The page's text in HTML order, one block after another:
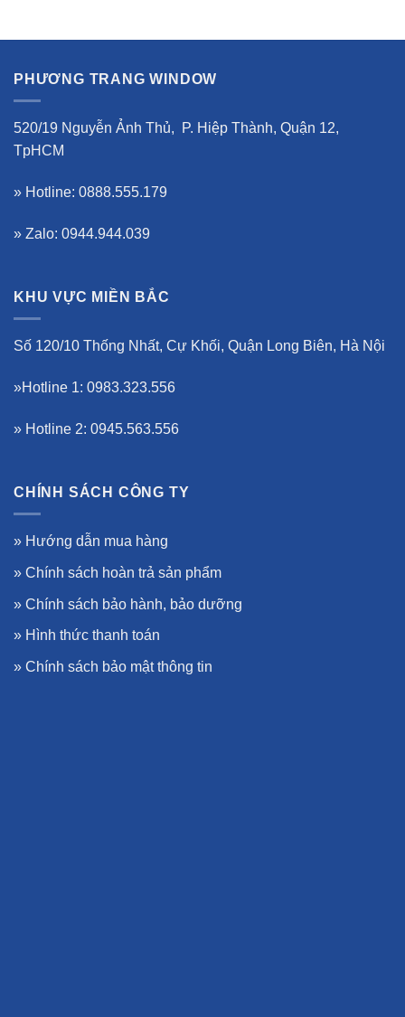
PHƯƠNG TRANG WINDOW
520/19 Nguyễn Ảnh Thủ, P. Hiệp Thành, Quận 12,
TpHCM
» Hotline: 0888.555.179
» Zalo: 0944.944.039
KHU VỰC MIỀN BẮC
Số 120/10 Thống Nhất, Cự Khối, Quận Long Biên, Hà Nội
»Hotline 1: 0983.323.556
» Hotline 2: 0945.563.556
CHÍNH SÁCH CÔNG TY
» Hướng dẫn mua hàng
» Chính sách hoàn trả sản phẩm
» Chính sách bảo hành, bảo dưỡng
» Hình thức thanh toán
» Chính sách bảo mật thông tin